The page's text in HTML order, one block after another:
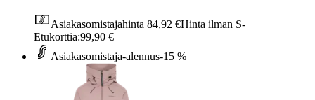
Asiakasomistajahinta 84,92 €Hinta ilman S-
Etukorttia:99,90 €
Asiakasomistaja-alennus-15 %